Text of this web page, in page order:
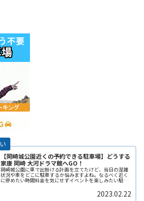
【岡崎城公園近くの予約できる駐車場】どうする
家康 岡崎 大河ドラマ館へGO！
岡崎城公園に車で出掛ける計画を立てたけど、当日の混雑
状況や車をどこに駐車するか悩みますよね。なるべく近く
に停めたい時間料金を気にせずイベントを楽しみたい駐車
場を探すのに時間をかけたくない自由に入出庫がしたい帰
りは渋滞を避けてスムーズに帰りたReadMore...2023.02.22